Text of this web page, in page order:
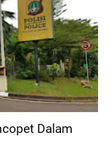
Dalam